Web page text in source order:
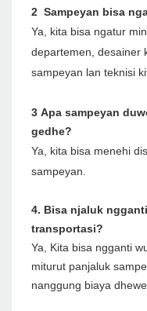
2 Sampeyan bisa
Ya, kita bisa ngatur
departemen, desainer
sampeyan lan teknisi
3 Apa sampeyan
gedhe?
Ya, kita bisa menehi
sampeyan.
4. Bisa njaluk
transportasi?
Ya, Kita bisa ngganti
miturut panjaluk
nanggung biaya